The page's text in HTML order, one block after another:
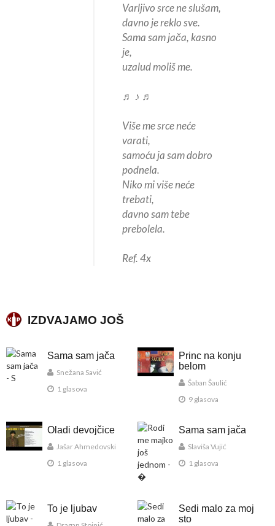
Varljivo srce ne slušam,
davno je reklo sve.
Sama sam jača, kasno
je,
uzalud moliš me.
♬ ♪ ♬
Više me srce neće
varati,
samoću ja sam dobro
podnela.
Niko mi više neće
trebati,
davno sam tebe
prebolela.
Ref. 4x
IZDVAJAMO JOŠ
Sama sam jača
Snežana Savić
1 glasova
Princ na konju
belom
Šaban Šaulić
9 glasova
Oladi devojčice
Jašar Ahmedovski
1 glasova
Sama sam jača
Slaviša Vujić
1 glasova
To je ljubav
Sedi malo za moj
sto